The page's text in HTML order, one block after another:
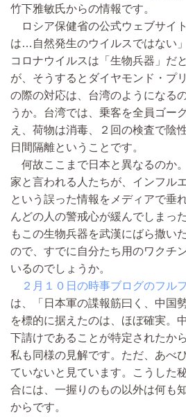
竹下雅敏氏からの情報です。
ロシア保健省の公式ウェブサイ
は…自然発生のウイルスではない
コロナウイルスは「生物兵器」だ
が、そうするとダイヤモンド・プ
の際の対応は、台湾のようになる
うか。台湾では、乗客を全員ゴー
え、荷物は消毒、２回の検査で陰
日間隔離ということです。
何故ここまで日本と異なるのか
家と言われる人たちが、インフル
という誤った情報をメディアで垂
んどの人の警戒心が緩んでしまっ
もこの生物兵器を武漢にばら撒い
ので、すでに自分たち用のワクチ
いるのでしょうか。
２月１０日の時事ブログのフル
は、「日本軍の諜報筋曰く、中国
を標的に据えたのは、ほぼ確実。
下請けであることが特定されたか
私も同様の見解です。ただ、あべ
ていないと見ています。こうした
合には、一握りのもの以外は何も
からです。